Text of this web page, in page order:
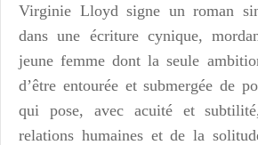
Virginie Lloyd signe un roman
dans une écriture cynique,
jeune femme dont la seule
d’être entourée et submergée de
qui pose, avec acuité et
relations humaines et de la